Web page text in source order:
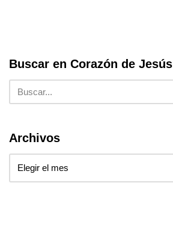
Buscar en Corazón de Jesús
Archivos